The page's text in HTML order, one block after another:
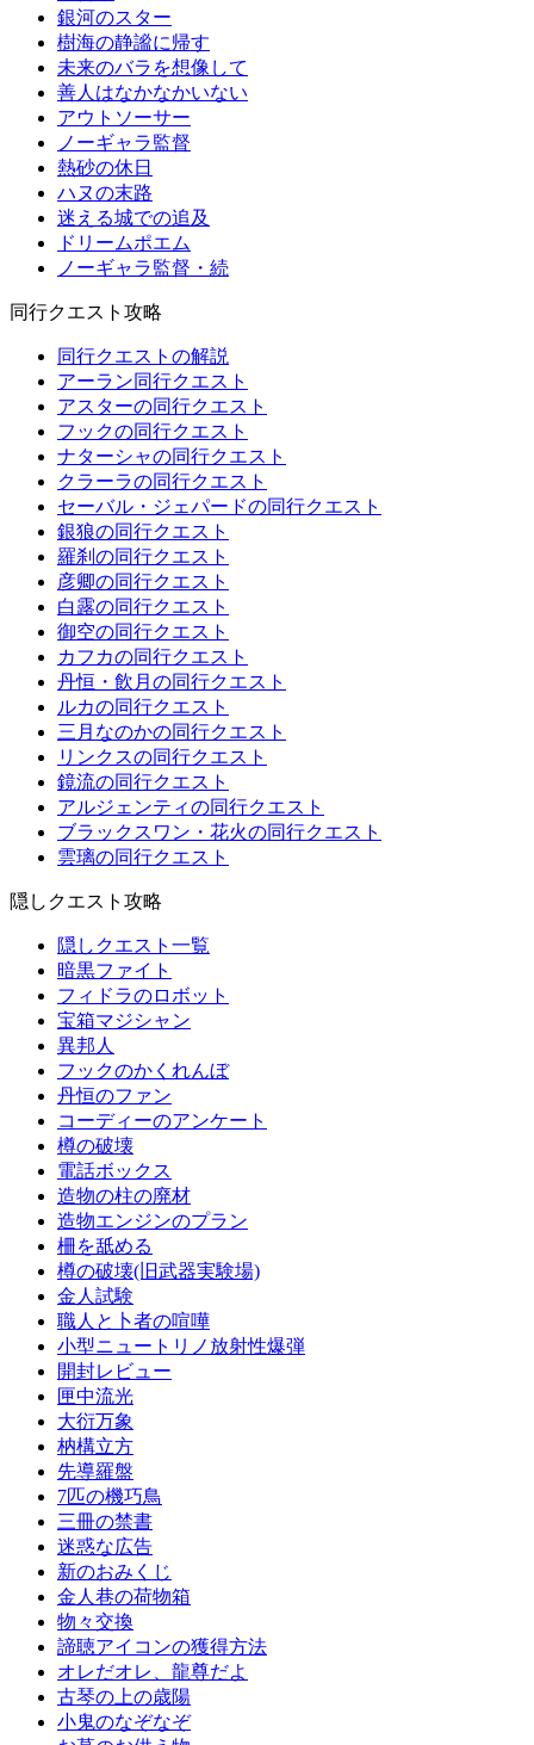
銀河のスター
樹海の静謐に帰す
未来のバラを想像して
善人はなかなかいない
アウトソーサー
ノーギャラ監督
熱砂の休日
ハヌの末路
迷える城での追及
ドリームポエム
ノーギャラ監督・続
同行クエスト攻略
同行クエストの解説
アーラン同行クエスト
アスターの同行クエスト
フックの同行クエスト
ナターシャの同行クエスト
クラーラの同行クエスト
セーバル・ジェパードの同行クエスト
銀狼の同行クエスト
羅刹の同行クエスト
彦卿の同行クエスト
白露の同行クエスト
御空の同行クエスト
カフカの同行クエスト
丹恒・飲月の同行クエスト
ルカの同行クエスト
三月なのかの同行クエスト
リンクスの同行クエスト
鏡流の同行クエスト
アルジェンティの同行クエスト
ブラックスワン・花火の同行クエスト
雲璃の同行クエスト
隠しクエスト攻略
隠しクエスト一覧
暗黒ファイト
フィドラのロボット
宝箱マジシャン
異邦人
フックのかくれんぼ
丹恒のファン
コーディーのアンケート
樽の破壊
電話ボックス
造物の柱の廃材
造物エンジンのプラン
柵を舐める
樽の破壊(旧武器実験場)
金人試験
職人と卜者の喧嘩
小型ニュートリノ放射性爆弾
開封レビュー
匣中流光
大衍万象
枘構立方
先導羅盤
7匹の機巧鳥
三冊の禁書
迷惑な広告
新のおみくじ
金人巷の荷物箱
物々交換
諦聴アイコンの獲得方法
オレだオレ、龍尊だよ
古琴の上の歳陽
小鬼のなぞなぞ